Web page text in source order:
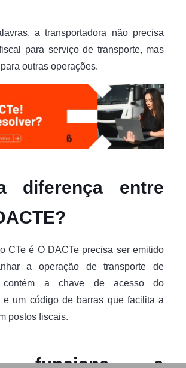
a transportadora não precisa
para serviço de transporte, mas
outras operações.
diferença entre
CTe é O DACTe precisa ser emitido
a operação de transporte de
contém a chave de acesso do
e um código de barras que facilita a
postos fiscais.
funciona a